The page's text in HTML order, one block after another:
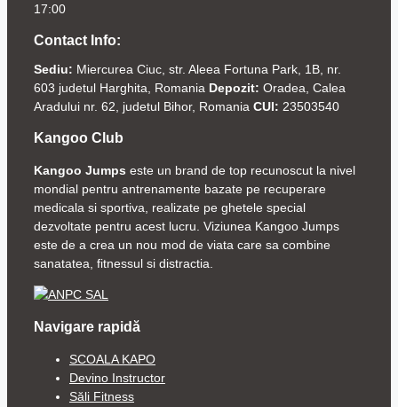
17:00
Contact Info:
Sediu: Miercurea Ciuc, str. Aleea Fortuna Park, 1B, nr.
603 judetul Harghita, Romania Depozit: Oradea, Calea
Aradului nr. 62, judetul Bihor, Romania CUI: 23503540
Kangoo Club
Kangoo Jumps este un brand de top recunoscut la nivel
mondial pentru antrenamente bazate pe recuperare
medicala si sportiva, realizate pe ghetele special
dezvoltate pentru acest lucru. Viziunea Kangoo Jumps
este de a crea un nou mod de viata care sa combine
sanatatea, fitnessul si distractia.
Navigare rapidă
SCOALA KAPO
Devino Instructor
Săli Fitness